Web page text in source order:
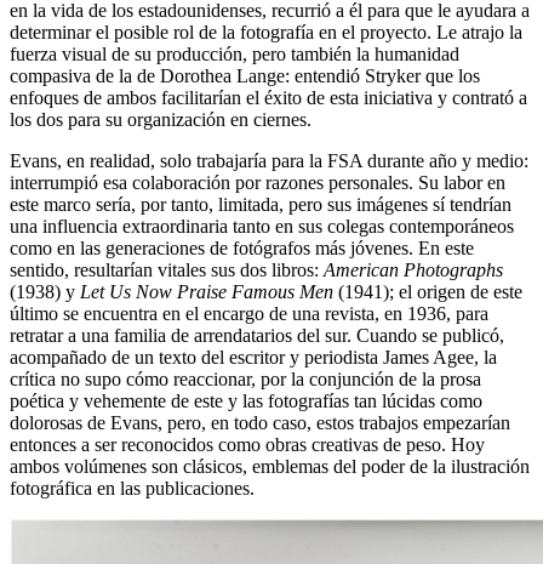
en la vida de los estadounidenses, recurrió a él para que le ayudara a
determinar el posible rol de la fotografía en el proyecto. Le atrajo la
fuerza visual de su producción, pero también la humanidad
compasiva de la de Dorothea Lange: entendió Stryker que los
enfoques de ambos facilitarían el éxito de esta iniciativa y contrató a
los dos para su organización en ciernes.
Evans, en realidad, solo trabajaría para la FSA durante año y medio:
interrumpió esa colaboración por razones personales. Su labor en
este marco sería, por tanto, limitada, pero sus imágenes sí tendrían
una influencia extraordinaria tanto en sus colegas contemporáneos
como en las generaciones de fotógrafos más jóvenes. En este
sentido, resultarían vitales sus dos libros: American Photographs
(1938) y Let Us Now Praise Famous Men (1941); el origen de este
último se encuentra en el encargo de una revista, en 1936, para
retratar a una familia de arrendatarios del sur. Cuando se publicó,
acompañado de un texto del escritor y periodista James Agee, la
crítica no supo cómo reaccionar, por la conjunción de la prosa
poética y vehemente de este y las fotografías tan lúcidas como
dolorosas de Evans, pero, en todo caso, estos trabajos empezarían
entonces a ser reconocidos como obras creativas de peso. Hoy
ambos volúmenes son clásicos, emblemas del poder de la ilustración
fotográfica en las publicaciones.